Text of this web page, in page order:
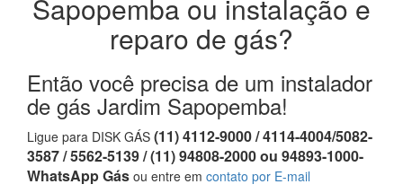
Sapopemba ou instalação e
reparo de gás?
Então você precisa de um instalador
de gás Jardim Sapopemba!
Ligue para DISK GÁS (11) 4112-9000 / 4114-4004/5082-
3587 / 5562-5139 / (11) 94808-2000 ou 94893-1000-
WhatsApp Gás ou entre em contato por E-mail